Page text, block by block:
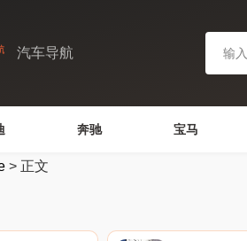
汽车导航
奔驰 宝马
> 正文